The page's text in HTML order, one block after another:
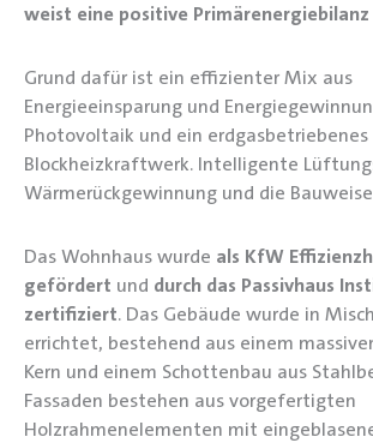
weist eine positive
Grund dafür ist ein effizienter Mix aus
Energieeinsparung und
Photovoltaik und ein erdgasbetriebenes
Blockheizkraftwerk. Intelligente
Wärmerückgewinnung und die
Das Wohnhaus wurde als KfW
gefördert und durch das Passivhaus
zertifiziert. Das Gebäude wurde in
errichtet, bestehend aus einem
Kern und einem Schottenbau aus
Fassaden bestehen aus vorgefertigten
Holzrahmenelementen mit